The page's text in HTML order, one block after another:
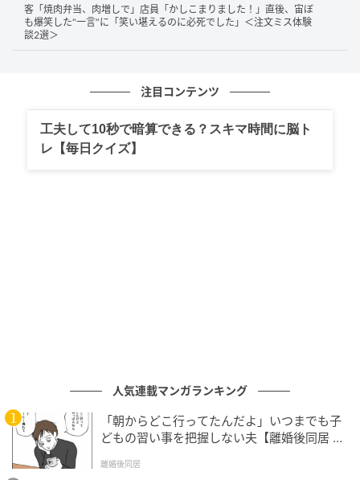
ら」。正式に依頼するのではなく、自分の都合のため
に相手の時間や労力を当然のように求める感覚には驚
かされます。
投稿者さんがどのように断ったのか伺ったところ、
ら、タダではできないよ』と言ったら、『あなたの宣
伝にもなるのよ』と。『宣伝はしていただかなくて結
おうとすることへの不満の声が多かったようです。
“ハンドメイド作品は簡単に作れる”と誤解されること
もあるようですが、実際には時間や手間、そして費用
をかけて作られるもの。一つひとつに作り手の気持ち
客「焼肉弁当、肉増しで」店員「かしこまりました！」直後、宙ぼ
も爆笑した“一言”に「笑い堪えるのに必死でした」＜注文ミス体験
談2選＞
注目コンテンツ
工夫して10秒で暗算できる？スキマ時間に脳ト
レ【毎日クイズ】
人気連載マンガランキング
「朝からどこ行ってたんだよ」いつまでも子
どもの習い事を把握しない夫【離婚後同居 Vo
離婚後同居